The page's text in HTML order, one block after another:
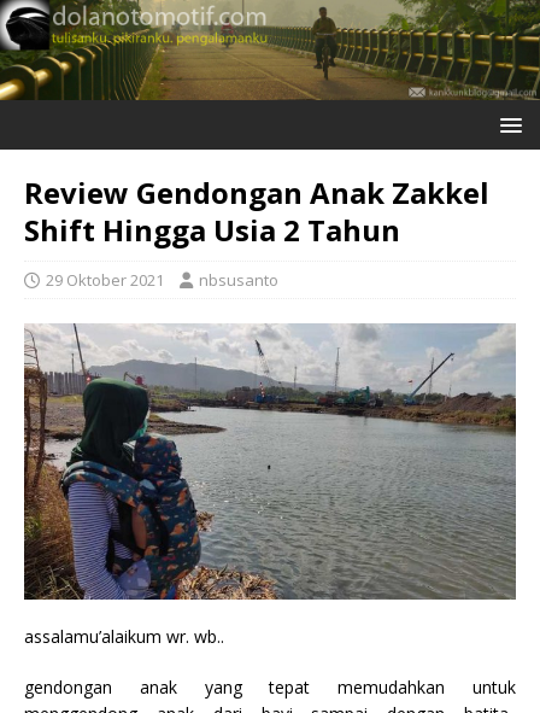
Review Gendongan Anak Zakkel
Shift Hingga Usia 2 Tahun
29 Oktober 2021 nbsusanto
assalamu’alaikum wr. wb..
gendongan anak yang tepat memudahkan untuk